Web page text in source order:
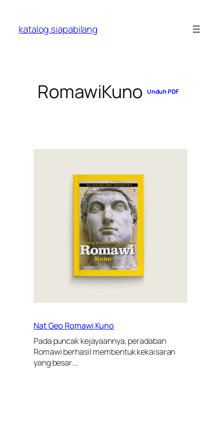
content
katalog.siapabilang
RomawiKuno Unduh PDF
Nat Geo Romawi Kuno
Pada puncak kejayaannya, peradaban
Romawi berhasil membentuk kekaisaran
yang besar.…